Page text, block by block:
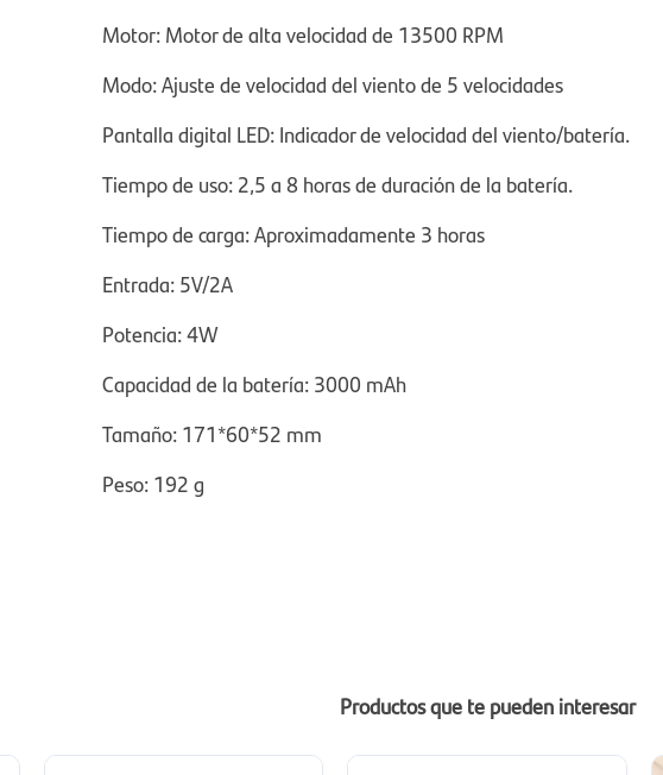
Motor: Motor de alta velocidad de 13500 RPM
Modo: Ajuste de velocidad del viento de 5 velocidades
Pantalla digital LED: Indicador de velocidad del viento/batería.
Tiempo de uso: 2,5 a 8 horas de duración de la batería.
Tiempo de carga: Aproximadamente 3 horas
Entrada: 5V/2A
Potencia: 4W
Capacidad de la batería: 3000 mAh
Tamaño: 171*60*52 mm
Peso: 192 g
Productos que te pueden interesar